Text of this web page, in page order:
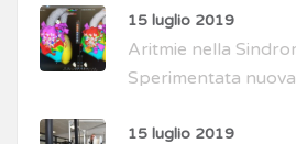
15 luglio 2019
Aritmie nella
Sperimentata
15 luglio 2019